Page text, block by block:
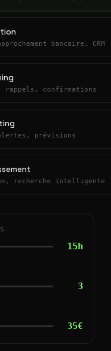
bancaire, CRM
rappels, confirmations
alertes, prévisions
recherche intelligente
15h
3
35€